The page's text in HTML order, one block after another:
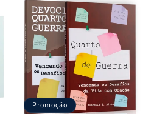
Promoção